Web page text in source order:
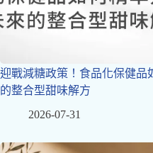
迎戰減糖政策！食品化保健品
的整合型甜味解方
2026-07-31